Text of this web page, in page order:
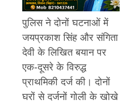
पुलिस ने दोनों घटनाओं में
जयप्रकाश सिंह और संगिता
देवी के लिखित बयान पर
एक-दूसरे के विरुद्ध
प्राथमिकी दर्ज की। दोनों
घरों से दर्जनों गोली के खोखे